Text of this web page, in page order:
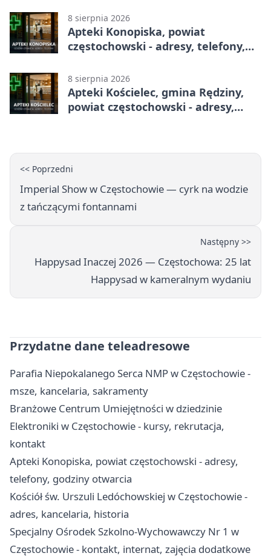
8 sierpnia 2026
Apteki Konopiska, powiat
częstochowski - adresy, telefony,
8 sierpnia 2026
Apteki Kościelec, gmina Rędziny,
powiat częstochowski - adresy,
<< Poprzedni
Imperial Show w Częstochowie — cyrk na wodzie
z tańczącymi fontannami
Następny >>
Happysad Inaczej 2026 — Częstochowa: 25 lat
Happysad w kameralnym wydaniu
Przydatne dane teleadresowe
Parafia Niepokalanego Serca NMP w Częstochowie -
msze, kancelaria, sakramenty
Branżowe Centrum Umiejętności w dziedzinie
Elektroniki w Częstochowie - kursy, rekrutacja,
kontakt
Apteki Konopiska, powiat częstochowski - adresy,
telefony, godziny otwarcia
Kościół św. Urszuli Ledóchowskiej w Częstochowie -
adres, kancelaria, historia
Specjalny Ośrodek Szkolno-Wychowawczy Nr 1 w
Częstochowie - kontakt, internat, zajęcia dodatkowe